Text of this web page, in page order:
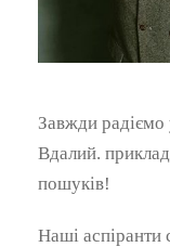
Завжди радіємо
Вдалий. приклад
пошуків!
Наші аспіранти